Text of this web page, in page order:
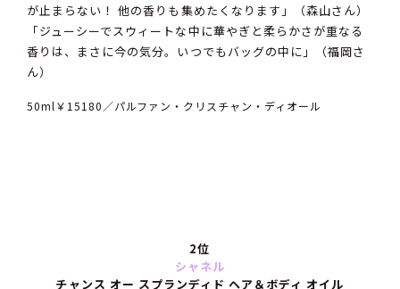
が止まらない！ 他の香りも集めたくなります」（森山さん）
「ジューシーでスウィートな中に華やぎと柔らかさが重なる
香りは、まさに今の気分。いつでもバッグの中に」（福岡さ
ん）
50ml￥15180／パルファン・クリスチャン・ディオール
2位
シャネル
チャンス オー スプランディド ヘア＆ボディ オイル